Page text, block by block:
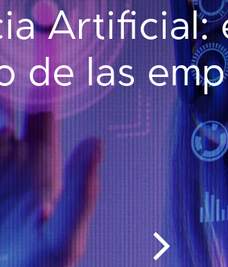
Artificial:
de las